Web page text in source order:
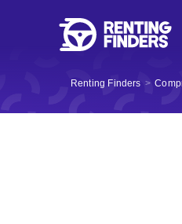
Renting Finders >